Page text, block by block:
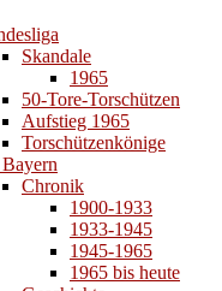
Skandale
1965
50-Tore-Torschützen
Aufstieg 1965
Torschützenkönige
Chronik
1900-1933
1933-1945
1945-1965
1965 bis heute